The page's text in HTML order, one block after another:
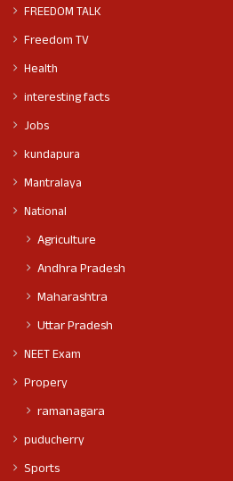
FREEDOM TALK
Freedom TV
Health
interesting facts
Jobs
kundapura
Mantralaya
National
Agriculture
Andhra Pradesh
Maharashtra
Uttar Pradesh
NEET Exam
Propery
ramanagara
puducherry
Sports